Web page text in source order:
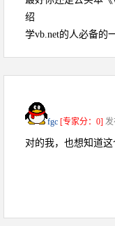
绍
学vb.net的人必备的
fgc [专家分：0] 发
对的我，也想知道这